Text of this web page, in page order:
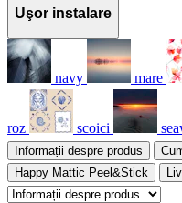
Uşor instalare
navy mare
roz scoici
Informații despre produs
Happy Mattic Peel&Stick